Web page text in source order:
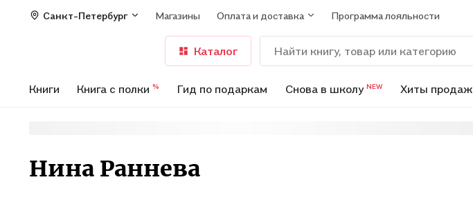
Санкт-Петербург Магазины Оплата и доставка Программа лояльности
Каталог
Книги Книга с полки % Гид по подаркам Снова в школу NEW Хиты продаж
Нина Раннева